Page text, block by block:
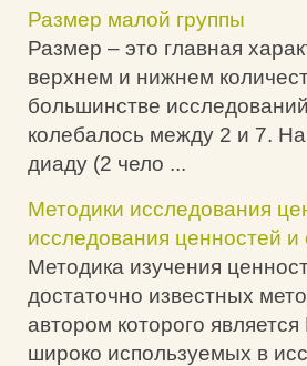
Размер малой группы
Размер – это главная
верхнем и нижнем
большинстве
колебалось между 2 и 7.
диаду (2 чело ...
Методики исследования
исследования ценностей
Методика изучения
достаточно известных
автором которого
широко используемых в